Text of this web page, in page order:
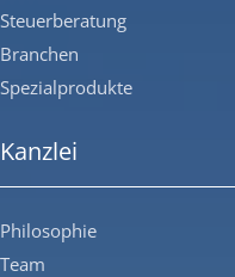
Steuerberatung
Branchen
Spezialprodukte
Kanzlei
Philosophie
Team